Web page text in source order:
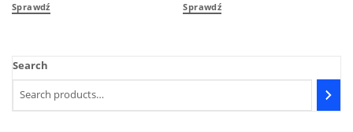
Sprawdź Sprawdź
Search